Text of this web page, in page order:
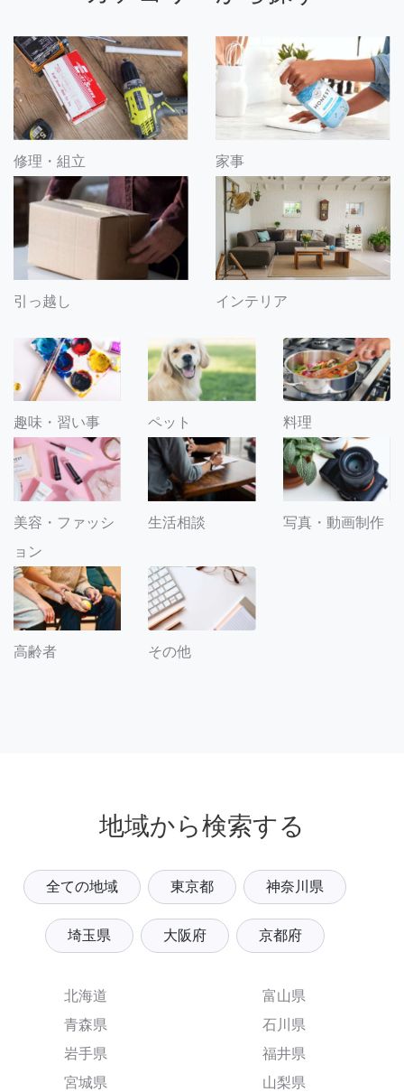
修理・組立 家事
引っ越し インテリア
趣味・習い事 ペット 料理
美容・ファッシ
ョン
生活相談 写真・動画制作
高齢者 その他
地域から検索する
全ての地域 東京都 神奈川県
埼玉県 大阪府 京都府
北海道
青森県
岩手県
宮城県
富山県
石川県
福井県
山梨県